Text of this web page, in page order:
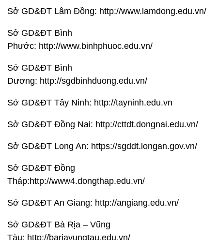
Sở GD&ĐT Lâm Đồng: http://www.lamdong.edu.vn/
Sở GD&ĐT Bình
Phước: http://www.binhphuoc.edu.vn/
Sở GD&ĐT Bình
Dương: http://sgdbinhduong.edu.vn/
Sở GD&ĐT Tây Ninh: http://tayninh.edu.vn
Sở GD&ĐT Đồng Nai: http://cttdt.dongnai.edu.vn/
Sở GD&ĐT Long An: https://sgddt.longan.gov.vn/
Sở GD&ĐT Đồng
Tháp:http://www4.dongthap.edu.vn/
Sở GD&ĐT An Giang: http://angiang.edu.vn/
Sở GD&ĐT Bà Rịa – Vũng
Tàu: http://bariavungtau.edu.vn/